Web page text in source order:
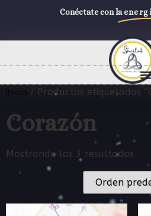
Conéctate con la
Inicio / Productos etiquetados
Corazón
Mostrando los 3 resultados